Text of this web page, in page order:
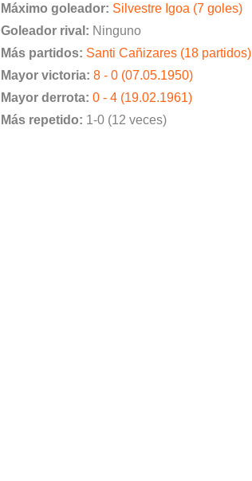
Máximo goleador: Silvestre Igoa (7 goles)
Goleador rival: Ninguno
Más partidos: Santi Cañizares (18 partidos)
Mayor victoria: 8 - 0 (07.05.1950)
Mayor derrota: 0 - 4 (19.02.1961)
Más repetido: 1-0 (12 veces)